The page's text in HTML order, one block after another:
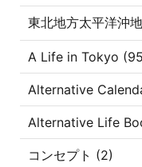
東北地方太平洋沖
A Life in Tokyo
Alternative
Alternative Life
コンセプト (2)